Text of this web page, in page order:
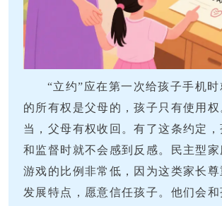
“立约”应在第一次给孩子手机
的所有权是父母的，孩子只有使用
当，父母有权收回。有了这条约定，
和监督时就不会感到反感。民主型
游戏的比例非常低，因为这类家长
发展特点，愿意信任孩子。他们会